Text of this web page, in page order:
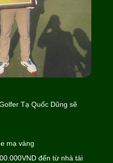
Tạ Quốc Dũng sẽ
mạ vàng
đến từ nhà tài